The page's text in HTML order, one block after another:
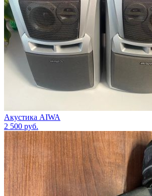
Акустика AIWA
2 500 руб.